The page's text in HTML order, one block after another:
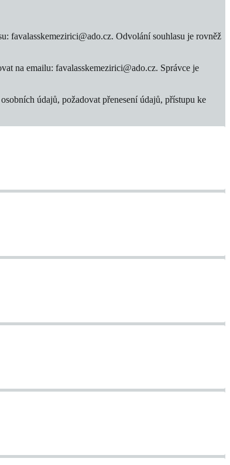
favalasskemezirici@ado.cz. Odvolání souhlasu je rovněž
na emailu: favalasskemezirici@ado.cz. Správce je
údajů, požadovat přenesení údajů, přístupu ke